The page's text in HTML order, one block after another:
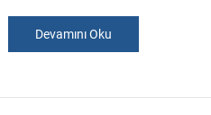
Devamını Oku